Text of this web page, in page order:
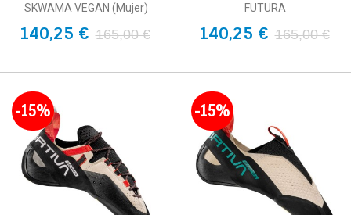
SKWAMA VEGAN (Mujer)
140,25 € 165,00 €
FUTURA
140,25 € 165,00 €
-15% -15%